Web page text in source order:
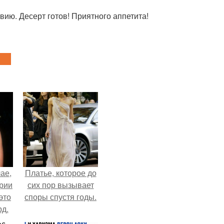
Десерт готов! Приятного аппетита!
Платье, которое до
сих пор вызывает
споры спустя годы.